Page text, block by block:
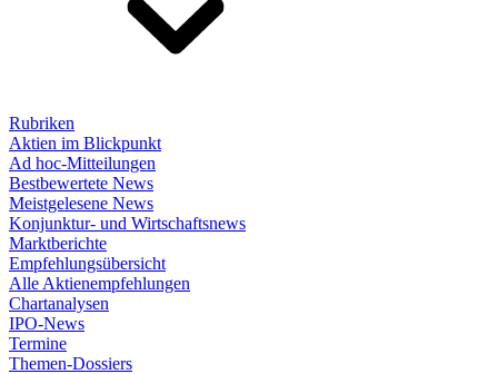
Rubriken
Aktien im Blickpunkt
Ad hoc-Mitteilungen
Bestbewertete News
Meistgelesene News
Konjunktur- und Wirtschaftsnews
Marktberichte
Empfehlungsübersicht
Alle Aktienempfehlungen
Chartanalysen
IPO-News
Termine
Themen-Dossiers